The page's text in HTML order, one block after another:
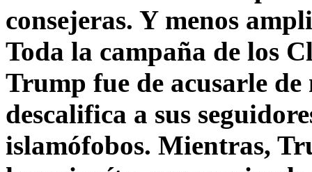
consejeras. Y menos
Toda la campaña de los
Trump fue de acusarle
descalifica a sus
islamófobos. Mientras,